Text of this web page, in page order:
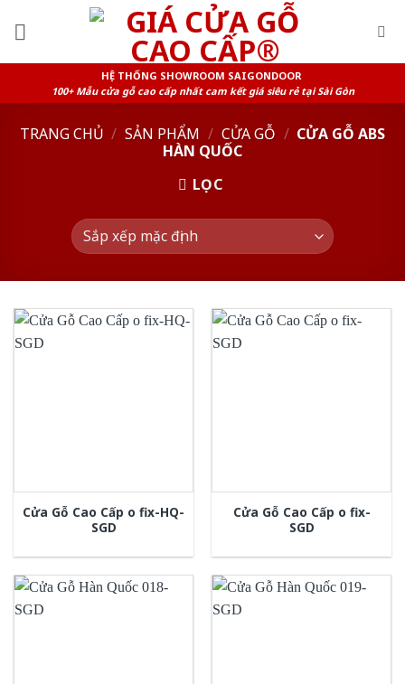
HỆ THỐNG SHOWROOM SAIGONDOOR
100+ Mẫu cửa gỗ cao cấp nhất cam kết giá siêu rẻ tại Sài Gòn
TRANG CHỦ / SẢN PHẨM / CỬA GỖ / CỬA GỖ ABS
HÀN QUỐC
LỌC
Cửa Gỗ Cao Cấp o fix-HQ-
SGD
Cửa Gỗ Cao Cấp o fix-
SGD